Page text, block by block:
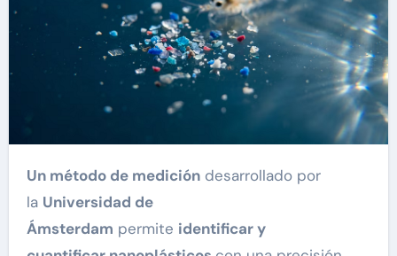
Un método de medicióndesarrollado por
la Universidad de
Ámsterdam permite identificar y